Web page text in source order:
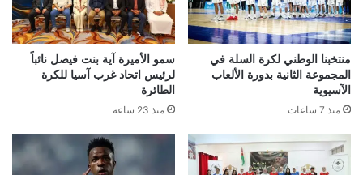
منتخبنا الوطني لكرة السلة في
المجموعة الثانية بدورة الألعاب
الآسيوية
منذ 7 ساعات
سمو الأميرة آية بنت فيصل نائباً
لرئيس اتحاد غرب آسيا للكرة
الطائرة
منذ 23 ساعة